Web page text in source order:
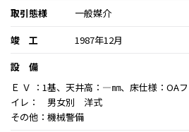
取引態様
一般媒介
竣 工
1987年12月
設 備
Ｅ Ｖ ：1基、天井高：―㎜、床仕様：OA
イレ： 男女別 洋式
その他：機械警備